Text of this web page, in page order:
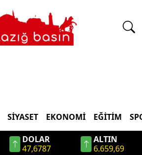
SİYASET EKONOMİ EĞİTİM
DOLAR
47,6787
ALTIN
6.659,69